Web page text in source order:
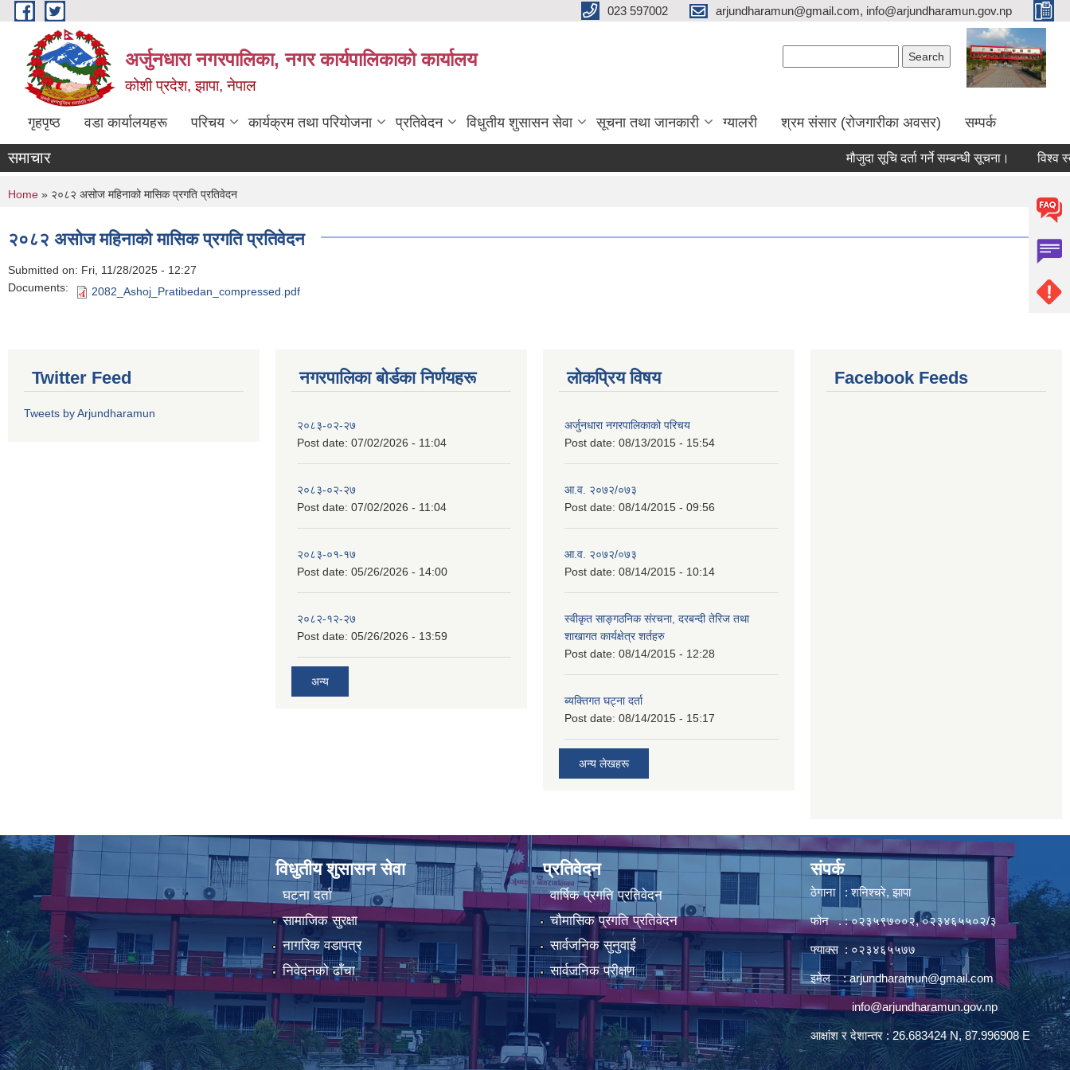
Skip to main content 023 597002 arjundharamun@gmail.com, info@arjundharamun.gov.np
अर्जुनधारा नगरपालिका, नगर कार्यपालिकाको कार्यालय
कोशी प्रदेश, झापा, नेपाल
गृहपृष्ठ वडा कार्यालयहरू परिचय कार्यक्रम तथा परियोजना प्रतिवेदन विधुतीय शुसासन सेवा सूचना तथा जानकारी ग्यालरी श्रम संसार (रोजगारीका अवसर) सम्पर्क
समाचार मौजुदा सूचि दर्ता गर्ने सम्बन्धी सूचना। विश्व
You are here
Home » २०८२ असोज महिनाको मासिक प्रगति प्रतिवेदन
२०८२ असोज महिनाको मासिक प्रगति प्रतिवेदन
Submitted on: Fri, 11/28/2025 - 12:27
Documents:
2082_Ashoj_Pratibedan_compressed.pdf
Twitter Feed
Tweets by Arjundharamun
नगरपालिका बाेर्डका निर्णयहरू
२०८३-०२-२७
Post date: 07/02/2026 - 11:04
२०८३-०२-२७
Post date: 07/02/2026 - 11:04
२०८३-०१-१७
Post date: 05/26/2026 - 14:00
२०८२-१२-२७
Post date: 05/26/2026 - 13:59
अन्य
लोकप्रिय विषय
अर्जुनधारा नगरपालिकाको परिचय
Post date: 08/13/2015 - 15:54
आ.व. २०७२/०७३
Post date: 08/14/2015 - 09:56
आ.व. २०७२/०७३
Post date: 08/14/2015 - 10:14
स्वीकृत साङ्गठनिक संरचना, दरबन्दी तेरिज तथा
शाखागत कार्यक्षेत्र शर्तहरु
Post date: 08/14/2015 - 12:28
ब्यक्तिगत घट्ना दर्ता
Post date: 08/14/2015 - 15:17
अन्य लेखहरू
Facebook Feeds
विधुतीय शुसासन सेवा
घटना दर्ता
सामाजिक सुरक्षा
नागरिक वडापत्र
निवेदनको ढाँचा
प्रतिवेदन
वार्षिक प्रगति प्रतिवेदन
चौमासिक प्रगति प्रतिवेदन
सार्वजनिक सुनुवाई
सार्वजनिक परीक्षण
संपर्क
ठेगाना : शनिश्चरे, झापा
फोन . : ०२३५९७००२, ०२३४६५५०२/३
फ्याक्स : ०२३४६५५७७
इमेल :arjundharamun@gmail.com
info@arjundharamun.gov.np
आक्षांश र देशान्तर : 26.683424 N, 87.996908 E